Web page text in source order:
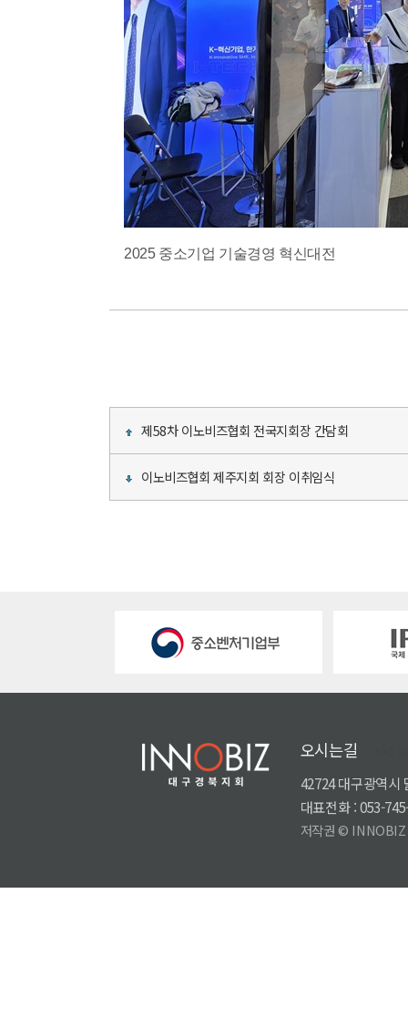
2025 중소기업 기술경영 혁신대전
제58차 이노비즈협회 전국지회장 간담회
이노비즈협회 제주지회 회장 이취임식
오시는길
42724 대구광역시
대표전화 : 053-
저작권 © INNOBIZ